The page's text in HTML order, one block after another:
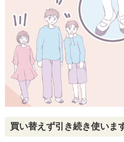
買い替えず引き続き使いま